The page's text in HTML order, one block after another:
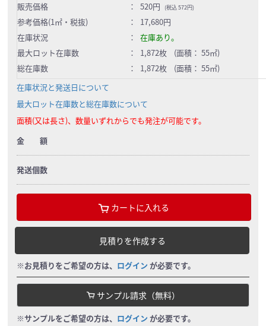
販売価格
： 520円 (税込 572円)
参考価格(1㎡・税抜) ：
17,680円
在庫状況
：
在庫あり。
最大ロット在庫数
：
1,872枚 (面積： 55㎡)
総在庫数
：
1,872枚 (面積： 55㎡)
在庫状況と発送日について
最大ロット在庫数と総在庫数について
面積(又は長さ)、数量いずれからでも発注が可能です。
金 額
発送個数
カートに入れる
見積りを作成する
※お見積りをご希望の方は、 ログイン が必要です。
サンプル請求（無料）
※サンプルをご希望の方は、 ログイン が必要です。